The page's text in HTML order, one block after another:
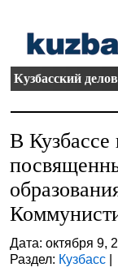
Кузбасский
В Кузбассе
Дата: октября 9,
Раздел: Кузбасс |